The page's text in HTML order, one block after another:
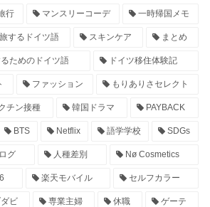
行 マンスリーコーデ 一時帰国メモ
旅するドイツ語 スキンケア まとめ
ためのドイツ語 ドイツ移住体験記
ファッション もりありさセレクト
チン接種 韓国ドラマ PAYBACK
BTS Netflix 語学学校 SDGs
グ 人種差別 Nø Cosmetics
楽天モバイル セルフカラー
ビ 専業主婦 休職 ゲーテ